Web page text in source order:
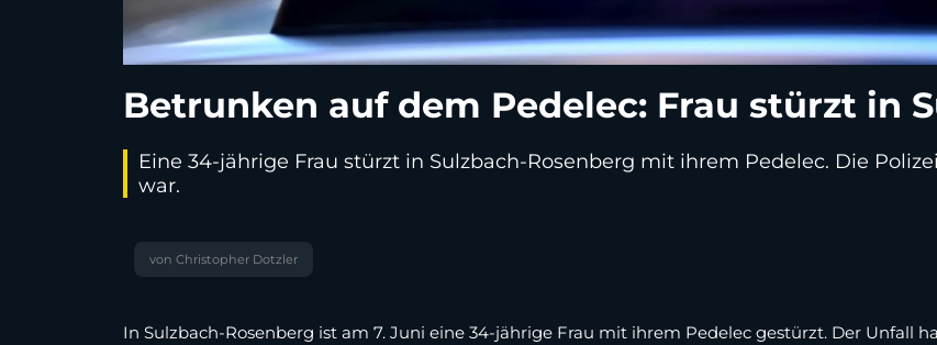
Betrunken auf dem Pedelec: Frau stürzt in
Eine 34-jährige Frau stürzt in Sulzbach-Rosenberg mit ihrem Pedelec. Die
war.
von Christopher Dotzler
In Sulzbach-Rosenberg ist am 7. Juni eine 34-jährige Frau mit ihrem Pedelec gestürzt. Der Unfall